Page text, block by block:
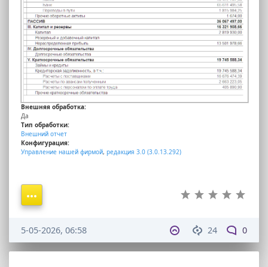
Внешняя обработка:
Да
Тип обработки:
Внешний отчет
Конфигурация:
Управление нашей фирмой, редакция 3.0 (3.0.13.292)
24 0
5-05-2026, 06:58